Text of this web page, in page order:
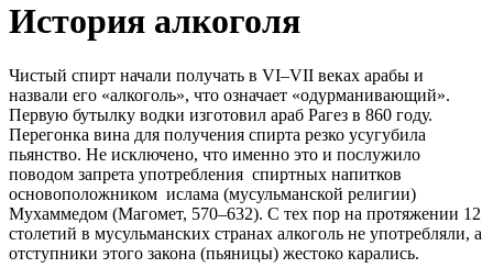
История алкоголя
Чистый спирт начали получать в VI–VII веках арабы и
назвали его «алкоголь», что означает «одурманивающий».
Первую бутылку водки изготовил араб Рагез в 860 году.
Перегонка вина для получения спирта резко усугубила
пьянство. Не исключено, что именно это и послужило
поводом запрета употребления спиртных напитков
основоположником ислама (мусульманской религии)
Мухаммедом (Магомет, 570–632). С тех пор на протяжении 12
столетий в мусульманских странах алкоголь не употребляли, а
отступники этого закона (пьяницы) жестоко карались.